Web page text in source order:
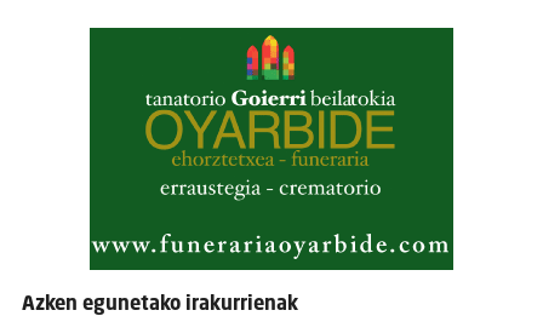
Azken egunetako irakurrienak